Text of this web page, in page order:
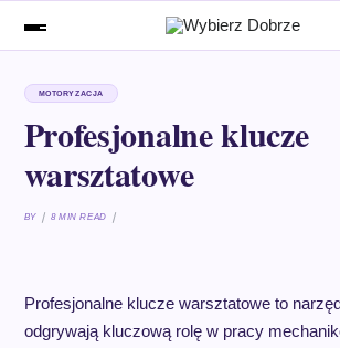
MOTORYZACJA
Profesjonalne klucze
warsztatowe
BY 8 MIN READ
Profesjonalne klucze warsztatowe to
odgrywają kluczową rolę w pracy